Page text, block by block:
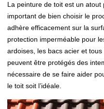
La peinture de toit est un
important de bien choisir le
adhère efficacement sur la
protection imperméable pour
ardoises, les bacs acier et
peuvent être protégés des
nécessaire de se faire aider
le toit soit l’idéale.